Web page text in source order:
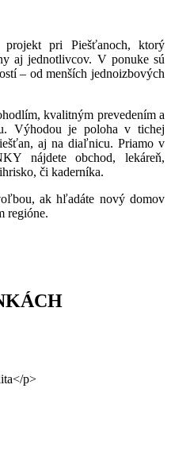
pri Piešťanoch, ktorý
aj jednotlivcov. V ponuke sú
– od menších jednoizbových
kvalitným prevedením a
Výhodou je poloha v tichej
aj na diaľnicu. Priamo v
nájdete obchod, lekáreň,
či kaderníka.
ak hľadáte nový domov
regióne.